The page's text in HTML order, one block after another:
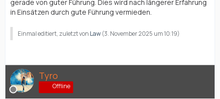
gerade von guter Führung. Dies wird nach längerer Erfahrung
in Einsätzen durch gute Führung vermieden.
Einmal editiert, zuletzt von Law(3. November 2025 um 10:19)
Tyro
Offline